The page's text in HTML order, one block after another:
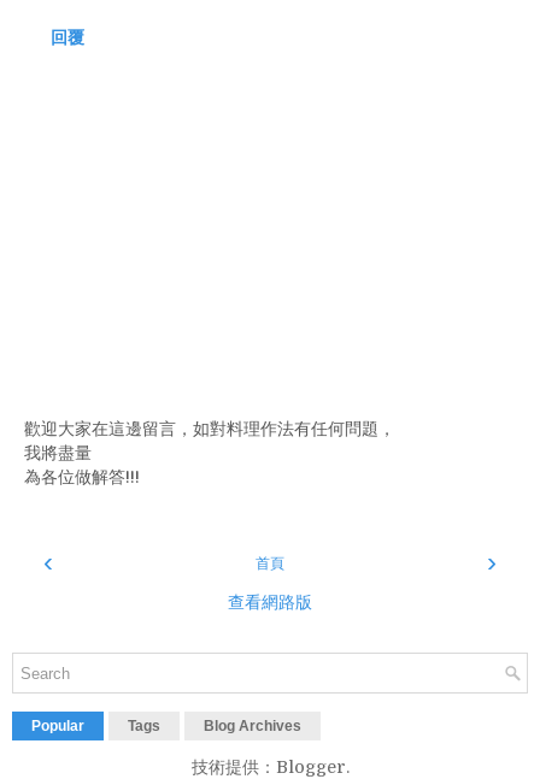
回覆
歡迎大家在這邊留言，如對料理作法有任何問題，
我將盡量
為各位做解答!!!
‹ ›
首頁
查看網路版
Popular Tags Blog Archives
技術提供： Blogger.